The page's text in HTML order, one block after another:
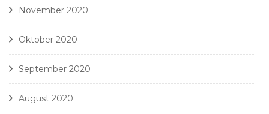
November 2020
Oktober 2020
September 2020
August 2020